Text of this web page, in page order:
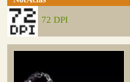
72 DPI